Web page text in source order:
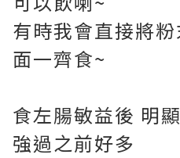
有時我會直接將
面一齊食~
食左腸敏益後 明
強過之前好多